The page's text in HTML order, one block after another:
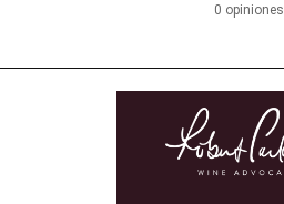
0 opiniones